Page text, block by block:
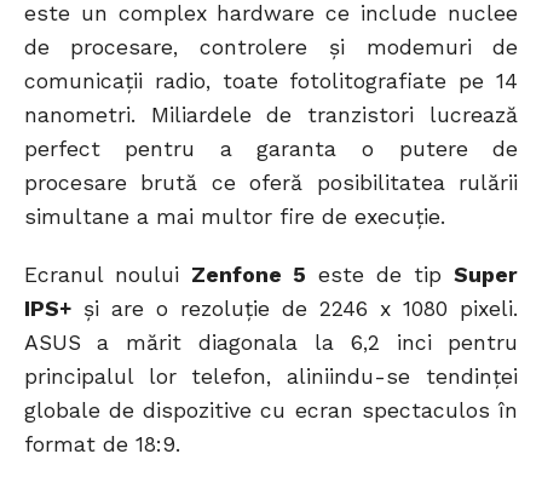
este un complex hardware ce include nuclee
de procesare, controlere și modemuri de
comunicații radio, toate fotolitografiate pe 14
nanometri. Miliardele de tranzistori lucrează
perfect pentru a garanta o putere de
procesare brută ce oferă posibilitatea rulării
simultane a mai multor fire de execuție.
Ecranul noului Zenfone 5 este de tipSuper
IPS+și are o rezoluție de 2246 x 1080 pixeli.
ASUS a mărit diagonala la 6,2 inci pentru
principalul lor telefon, aliniindu-se tendinței
globale de dispozitive cu ecran spectaculos în
format de 18:9.